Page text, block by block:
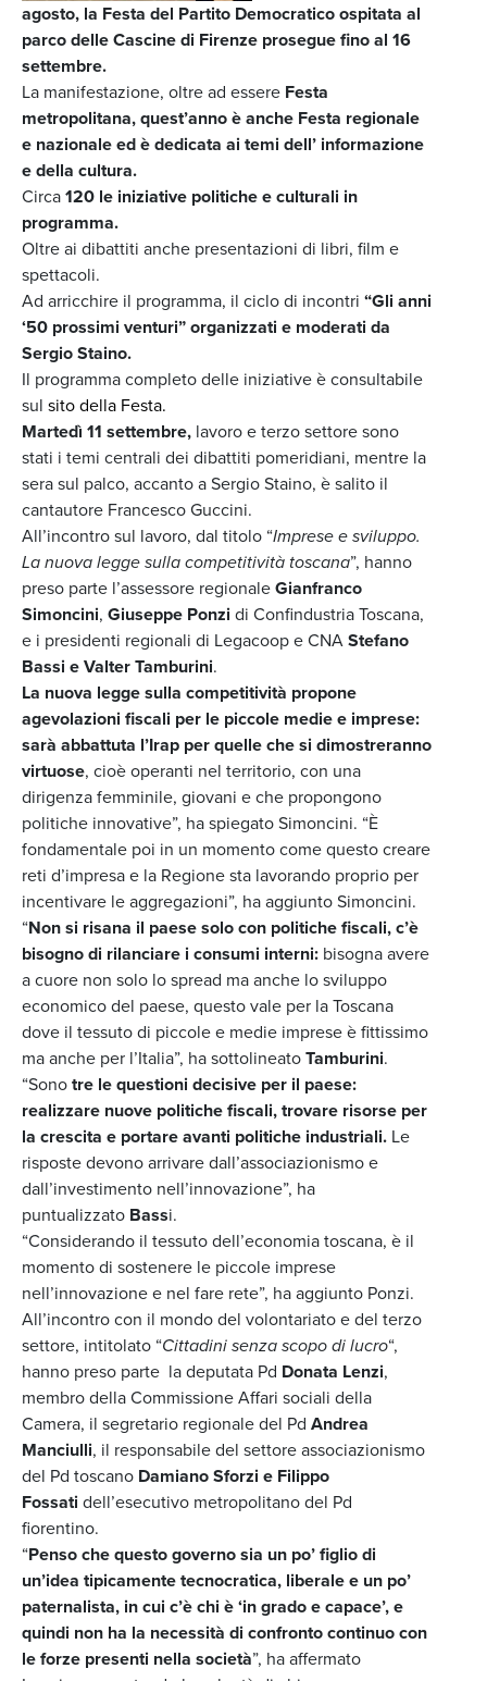
agosto, la Festa del Partito Democratico ospitata al
parco delle Cascine di Firenze prosegue fino al 16
settembre.
La manifestazione, oltre ad essere Festa
metropolitana, quest’anno è anche Festa regionale
e nazionale ed è dedicata ai temi dell’ informazione
e della cultura.
Circa120 le iniziative politiche e culturali in
programma.
Oltre ai dibattiti anche presentazioni di libri, film e
spettacoli.
Ad arricchire il programma, il ciclo di incontri “Gli anni
‘50 prossimi venturi” organizzati e moderati da
Sergio Staino.
Il programma completo delle iniziative è consultabile
sul sito della Festa.
Martedì 11 settembre, lavoro e terzo settore sono
stati i temi centrali dei dibattiti pomeridiani, mentre la
sera sul palco, accanto a Sergio Staino, è salito il
cantautore Francesco Guccini.
All’incontro sul lavoro, dal titolo “Imprese e sviluppo.
La nuova legge sulla competitività toscana”, hanno
preso parte l’assessore regionaleGianfranco
Simoncini, Giuseppe Ponzi di Confindustria Toscana,
e i presidenti regionali di Legacoop e CNAStefano
Bassi e Valter Tamburini.
La nuova legge sulla competitività propone
agevolazioni fiscali per le piccole medie e imprese:
sarà abbattuta l’Irap per quelle che si dimostreranno
virtuose, cioè operanti nel territorio, con una
dirigenza femminile, giovani e che propongono
politiche innovative”, ha spiegato Simoncini. “È
fondamentale poi in un momento come questo creare
reti d’impresa e la Regione sta lavorando proprio per
incentivare le aggregazioni”, ha aggiunto Simoncini.
“Non si risana il paese solo con politiche fiscali, c’è
bisogno di rilanciare i consumi interni: bisogna avere
a cuore non solo lo spread ma anche lo sviluppo
economico del paese, questo vale per la Toscana
dove il tessuto di piccole e medie imprese è fittissimo
ma anche per l’Italia”, ha sottolineatoTamburini.
“Sonotre le questioni decisive per il paese:
realizzare nuove politiche fiscali, trovare risorse per
la crescita e portare avanti politiche industriali. Le
risposte devono arrivare dall’associazionismo e
dall’investimento nell’innovazione”, ha
puntualizzato Bassi.
“Considerando il tessuto dell’economia toscana, è il
momento di sostenere le piccole imprese
nell’innovazione e nel fare rete”, ha aggiunto Ponzi.
All’incontro con il mondo del volontariato e del terzo
settore, intitolato “Cittadini senza scopo di lucro“,
hanno preso parte la deputata Pd Donata Lenzi,
membro della Commissione Affari sociali della
Camera, il segretario regionale del Pd Andrea
Manciulli, il responsabile del settore associazionismo
del Pd toscano Damiano Sforzi e Filippo
Fossati dell’esecutivo metropolitano del Pd
fiorentino.
“Penso che questo governo sia un po’ figlio di
un’idea tipicamente tecnocratica, liberale e un po’
paternalista, in cui c’è chi è ‘in grado e capace’, e
quindi non ha la necessità di confronto continuo con
le forze presenti nella società”, ha affermato